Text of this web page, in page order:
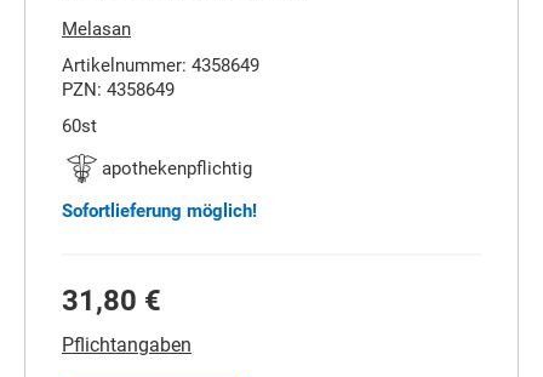
Melasan
Artikelnummer: 4358649
PZN: 4358649
60st
apothekenpflichtig
Sofortlieferung möglich!
31,80 €
Pflichtangaben